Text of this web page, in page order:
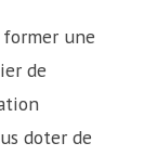
une
de
doter de